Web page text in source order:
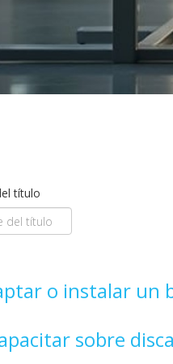
título
o instalar un
sobre